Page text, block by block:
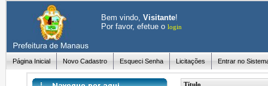
Bem vindo, Visitante!
Por favor, efetue o login
Página Inicial Novo Cadastro Esqueci Senha Licitações Entrar no
Título